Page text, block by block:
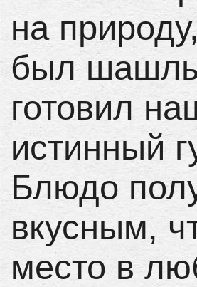
на
был
готовил
истинный
Блюдо
вкусным,
место в